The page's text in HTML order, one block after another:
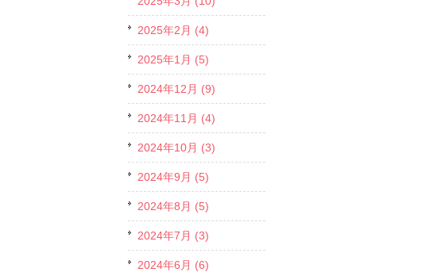
2025年2月 (4)
2025年1月 (5)
2024年12月 (9)
2024年11月 (4)
2024年10月 (3)
2024年9月 (5)
2024年8月 (5)
2024年7月 (3)
2024年6月 (6)